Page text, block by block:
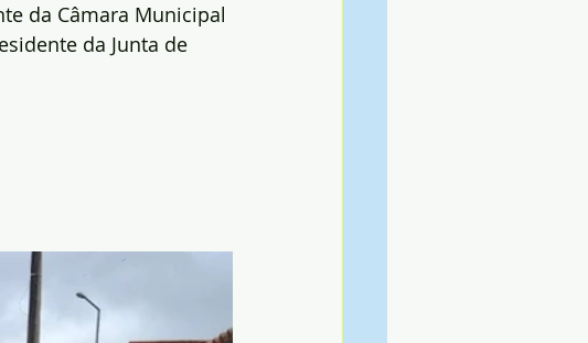
da Câmara Municipal
da Junta de